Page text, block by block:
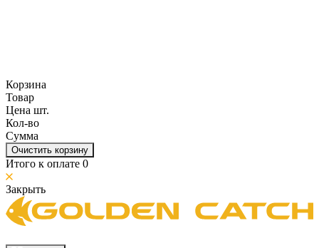
Корзина
Товар
Цена шт.
Кол-во
Сумма
Очистить корзину
Итого к оплате 0
Закрыть